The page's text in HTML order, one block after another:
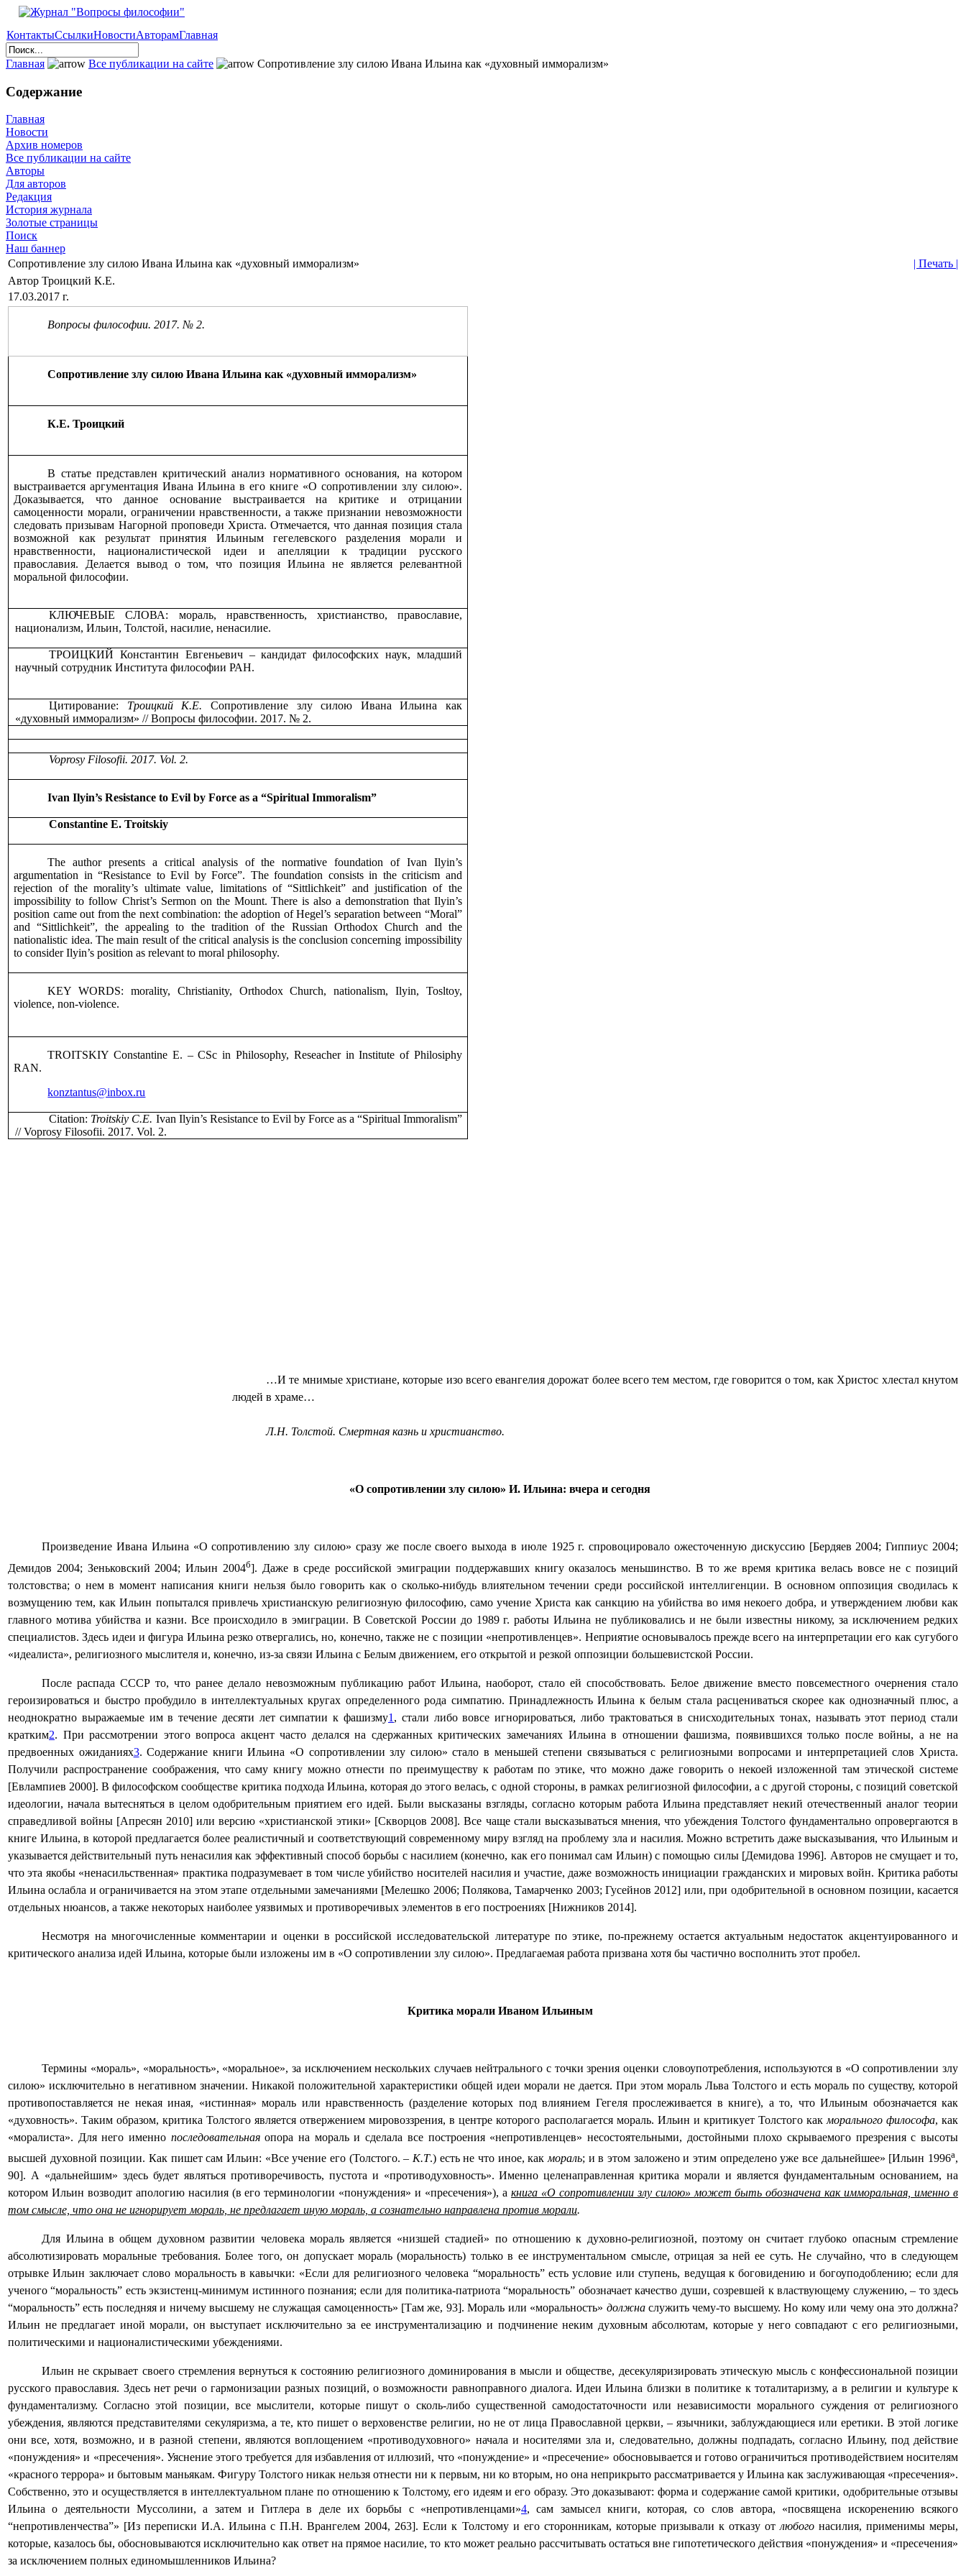
КонтактыСсылкиНовостиАвторамГлавная
Главная Все публикации на сайте Сопротивление злу силою Ивана Ильина как «духовный имморализм»
Содержание
Главная
Новости
Архив номеров
Все публикации на сайте
Авторы
Для авторов
Редакция
История журнала
Золотые страницы
Поиск
Наш баннер
Сопротивление злу силою Ивана Ильина как «духовный имморализм»
| Печать |
Автор Троицкий К.Е.
17.03.2017 г.
Вопросы философии. 2017. № 2.
Сопротивление злу силою Ивана Ильина как «духовный имморализм»
К.Е. Троицкий
В статье представлен критический анализ нормативного основания, на котором
выстраивается аргументация Ивана Ильина в его книге «О сопротивлении злу силою».
Доказывается, что данное основание выстраивается на критике и отрицании
самоценности морали, ограничении нравственности, а также признании невозможности
следовать призывам Нагорной проповеди Христа. Отмечается, что данная позиция стала
возможной как результат принятия Ильиным гегелевского разделения морали и
нравственности, националистической идеи и апелляции к традиции русского
православия. Делается вывод о том, что позиция Ильина не является релевантной
моральной философии.
КЛЮЧЕВЫЕ СЛОВА: мораль, нравственность, христианство, православие,
национализм, Ильин, Толстой, насилие, ненасилие.
ТРОИЦКИЙ Константин Евгеньевич – кандидат философских наук, младший
научный сотрудник Института философии РАН.
Цитирование: Троицкий К.Е.Сопротивление злу силою Ивана Ильина как
«духовный имморализм» // Вопросы философии. 2017. № 2.
Voprosy Filosofii. 2017. Vol. 2.
Ivan Ilyin’s Resistance to Evil by Force as a “Spiritual Immoralism”
Сonstantine E. Troitskiy
The author presents a critical analysis of the normative foundation of Ivan Ilyin’s
argumentation in “Resistance to Evil by Force”. The foundation consists in the criticism and
rejection of the morality’s ultimate value, limitations of “Sittlichkeit” and justification of the
impossibility to follow Christ’s Sermon on the Mount. There is also a demonstration that Ilyin’s
position came out from the next combination: the adoption of Hegel’s separation between “Moral”
and “Sittlichkeit”, the appealing to the tradition of the Russian Orthodox Church and the
nationalistic idea. The main result of the critical analysis is the conclusion concerning impossibility
to consider Ilyin’s position as relevant to moral philosophy.
KEY WORDS: morality, Christianity, Orthodox Church, nationalism, Ilyin, Tosltoy,
violence, non-violence.
TROITSKIYСonstantine E. – CSc in Philosophy, Reseacher in Institute of Philosiphy
RAN.
konztantus@inbox.ru
Citation: Troitskiy С.E. Ivan Ilyin’s Resistance to Evil by Force as a “Spiritual Immoralism”
// Voprosy Filosofii. 2017. Vol. 2.
…И те мнимые христиане, которые изо всего евангелия дорожат более всего тем местом, где говорится о том, как Христос хлестал кнутом
людей в храме…
Л.Н. Толстой. Смертная казнь и христианство.
«О сопротивлении злу силою» И. Ильина: вчера и сегодня
Произведение Ивана Ильина «О сопротивлению злу силою» сразу же после своего выхода в июле 1925 г. спровоцировало ожесточенную дискуссию [Бердяев 2004; Гиппиус 2004;
Демидов 2004; Зеньковский 2004; Ильин 2004б]. Даже в среде российской эмиграции поддержавших книгу оказалось меньшинство. В то же время критика велась вовсе не с позиций
толстовства; о нем в момент написания книги нельзя было говорить как о сколько-нибудь влиятельном течении среди российской интеллигенции. В основном оппозиция сводилась к
возмущению тем, как Ильин попытался привлечь христианскую религиозную философию, само учение Христа как санкцию на убийства во имя некоего добра, и утверждением любви как
главного мотива убийства и казни. Все происходило в эмиграции. В Советской России до 1989 г. работы Ильина не публиковались и не были известны никому, за исключением редких
специалистов. Здесь идеи и фигура Ильина резко отвергались, но, конечно, также не с позиции «непротивленцев». Неприятие основывалось прежде всего на интерпретации его как сугубого
«идеалиста», религиозного мыслителя и, конечно, из-за связи Ильина с Белым движением, его открытой и резкой оппозиции большевистской России.
После распада СССР то, что ранее делало невозможным публикацию работ Ильина, наоборот, стало ей способствовать. Белое движение вместо повсеместного очернения стало
героизироваться и быстро пробудило в интеллектуальных кругах определенного рода симпатию. Принадлежность Ильина к белым стала расцениваться скорее как однозначный плюс, а
неоднократно выражаемые им в течение десяти лет симпатии к фашизму1 , стали либо вовсе игнорироваться, либо трактоваться в снисходительных тонах, называть этот период стали
кратким2. При рассмотрении этого вопроса акцент часто делался на сдержанных критических замечаниях Ильина в отношении фашизма, появившихся только после войны, а не на
предвоенных ожиданиях3. Содержание книги Ильина «О сопротивлении злу силою» стало в меньшей степени связываться с религиозными вопросами и интерпретацией слов Христа.
Получили распространение соображения, что саму книгу можно отнести по преимуществу к работам по этике, что можно даже говорить о некоей изложенной там этической системе
[Евлампиев 2000]. В философском сообществе критика подхода Ильина, которая до этого велась, с одной стороны, в рамках религиозной философии, а с другой стороны, с позиций советской
идеологии, начала вытесняться в целом одобрительным приятием его идей. Были высказаны взгляды, согласно которым работа Ильина представляет некий отечественный аналог теории
справедливой войны [Апресян 2010] или версию «христианской этики» [Скворцов 2008]. Все чаще стали высказываться мнения, что убеждения Толстого фундаментально опровергаются в
книге Ильина, в которой предлагается более реалистичный и соответствующий современному миру взгляд на проблему зла и насилия. Можно встретить даже высказывания, что Ильиным и
указывается действительный путь ненасилия как эффективный способ борьбы с насилием (конечно, как его понимал сам Ильин) с помощью силы [Демидова 1996]. Авторов не смущает и то,
что эта якобы «ненасильственная» практика подразумевает в том числе убийство носителей насилия и участие, даже возможность инициации гражданских и мировых войн. Критика работы
Ильина ослабла и ограничивается на этом этапе отдельными замечаниями [Мелешко 2006; Полякова, Тамарченко 2003; Гусейнов 2012] или, при одобрительной в основном позиции, касается
отдельных нюансов, а также некоторых наиболее уязвимых и противоречивых элементов в его построениях [Нижников 2014].
Несмотря на многочисленные комментарии и оценки в российской исследовательской литературе по этике, по-прежнему остается актуальным недостаток акцентуированного и
критического анализа идей Ильина, которые были изложены им в «О сопротивлении злу силою». Предлагаемая работа призвана хотя бы частично восполнить этот пробел.
Критика морали Иваном Ильиным
Термины «мораль», «моральность», «моральное», за исключением нескольких случаев нейтрального с точки зрения оценки словоупотребления, используются в «О сопротивлении злу
силою» исключительно в негативном значении. Никакой положительной характеристики общей идеи морали не дается. При этом мораль Льва Толстого и есть мораль по существу, которой
противопоставляется не некая иная, «истинная» мораль или нравственность (разделение которых под влиянием Гегеля прослеживается в книге), а то, что Ильиным обозначается как
«духовность». Таким образом, критика Толстого является отвержением мировоззрения, в центре которого располагается мораль. Ильин и критикует Толстого как морального философа, как
«моралиста». Для него именно последовательнаяопора на мораль и сделала все построения «непротивленцев» несостоятельными, достойными плохо скрываемого презрения с высоты
высшей духовной позиции. Как пишет сам Ильин: «Все учение его (Толстого. – К.Т.) есть не что иное, как мораль; и в этом заложено и этим определено уже все дальнейшее» [Ильин 1996а,
90]. А «дальнейшим» здесь будет являться противоречивость, пустота и «противодуховность». Именно целенаправленная критика морали и является фундаментальным основанием, на
котором Ильин возводит апологию насилия (в его терминологии «понуждения» и «пресечения»), а книга «О сопротивлении злу силою» может быть обозначена как имморальная, именно в
том смысле, что она не игнорирует мораль, не предлагает иную мораль, а сознательно направлена против морали.
Для Ильина в общем духовном развитии человека мораль является «низшей стадией» по отношению к духовно-религиозной, поэтому он считает глубоко опасным стремление
абсолютизировать моральные требования. Более того, он допускает мораль (моральность) только в ее инструментальном смысле, отрицая за ней ее суть. Не случайно, что в следующем
отрывке Ильин заключает слово моральность в кавычки: «Если для религиозного человека “моральность” есть условие или ступень, ведущая к боговидению и богоуподоблению; если для
ученого “моральность” есть экзистенц-минимум истинного познания; если для политика-патриота “моральность” обозначает качество души, созревшей к властвующему служению, – то здесь
“моральность” есть последняя и ничему высшему не служащая самоценность» [Там же, 93]. Мораль или «моральность» должнаслужить чему-то высшему. Но кому или чему она это должна?
Ильин не предлагает иной морали, он выступает исключительно за ее инструментализацию и подчинение неким духовным абсолютам, которые у него совпадают с его религиозными,
политическими и националистическими убеждениями.
Ильин не скрывает своего стремления вернуться к состоянию религиозного доминирования в мысли и обществе, десекуляризировать этическую мысль с конфессиональной позиции
русского православия. Здесь нет речи о гармонизации разных позиций, о возможности равноправного диалога. Идеи Ильина близки в политике к тоталитаризму, а в религии и культуре к
фундаментализму. Согласно этой позиции, все мыслители, которые пишут о сколь-либо существенной самодостаточности или независимости морального суждения от религиозного
убеждения, являются представителями секуляризма, а те, кто пишет о верховенстве религии, но не от лица Православной церкви, – язычники, заблуждающиеся или еретики. В этой логике
они все, хотя, возможно, и в разной степени, являются воплощением «противодуховного» начала и носителями зла и, следовательно, должны подпадать, согласно Ильину, под действие
«понуждения» и «пресечения». Уяснение этого требуется для избавления от иллюзий, что «понуждение» и «пресечение» обосновывается и готово ограничиться противодействием носителям
«красного террора» и бытовым маньякам. Фигуру Толстого никак нельзя отнести ни к первым, ни ко вторым, но она неприкрыто рассматривается у Ильина как заслуживающая «пресечения».
Собственно, это и осуществляется в интеллектуальном плане по отношению к Толстому, его идеям и его образу. Это доказывают: форма и содержание самой критики, одобрительные отзывы
Ильина о деятельности Муссолини, а затем и Гитлера в деле их борьбы с «непротивленцами»4, сам замысел книги, которая, со слов автора, «посвящена искоренению всякого
“непротивленчества”» [Из переписки И.А. Ильина с П.Н. Врангелем 2004, 263]. Если к Толстому и его сторонникам, которые призывали к отказу от любогонасилия, применимы меры,
которые, казалось бы, обосновываются исключительно как ответ на прямое насилие, то кто может реально рассчитывать остаться вне гипотетического действия «понуждения» и «пресечения»
за исключением полных единомышленников Ильина?